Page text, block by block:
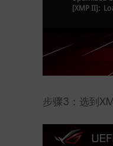
步骤3：选到